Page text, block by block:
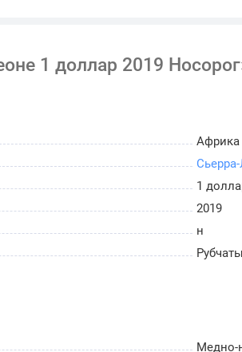
1 доллар 2019
Африка
1
2019
н
Медно-